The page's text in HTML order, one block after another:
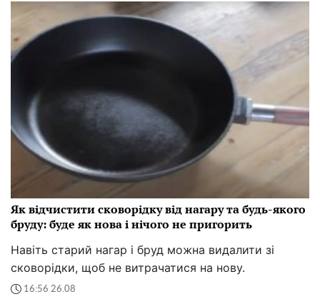
Як відчистити сковорідку від нагару та будь-якого
бруду: буде як нова і нічого не пригорить
Навіть старий нагар і бруд можна видалити зі
сковорідки, щоб не витрачатися на нову.
16:56 26.08